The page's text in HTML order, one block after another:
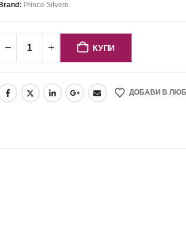
Brand: Prince Silvero
КУПИ
ДОБАВИ В